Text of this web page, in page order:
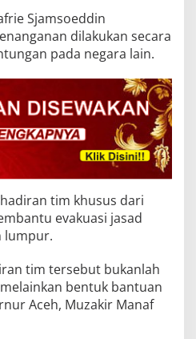
Sjamsoeddin
dilakukan secara
pada negara lain.
tim khusus dari
evakuasi jasad
lumpur.
tim tersebut bukanlah
bentuk bantuan
Aceh, Muzakir Manaf